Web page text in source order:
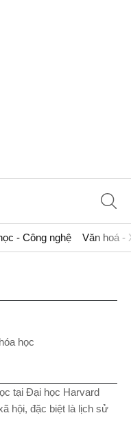
- Công nghệ Văn hoá -
học
tại Đại học Harvard
hội, đặc biệt là lịch sử